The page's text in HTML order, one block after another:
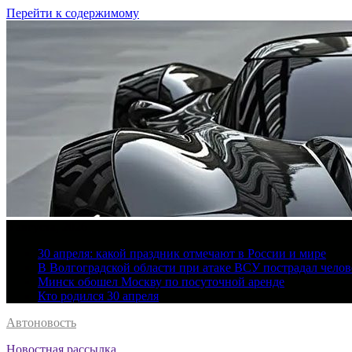
Перейти к содержимому
30 апреля: какой праздник отмечают в России и мире
В Волгоградской области при атаке ВСУ пострадал
Минск обошел Москву по посуточной аренде
Кто родился 30 апреля
Автоновость
Новостная рассылка